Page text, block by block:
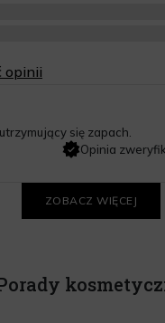
opinii
się zapach.
Opinia
ZOBACZ WIĘCEJ